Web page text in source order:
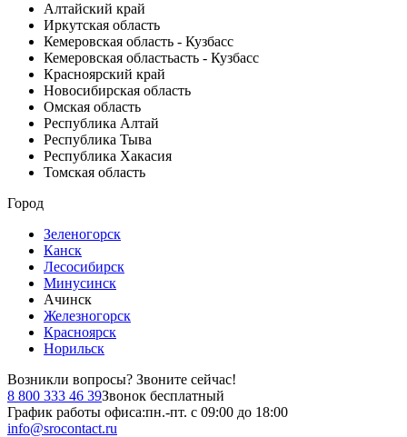
Алтайский край
Иркутская область
Кемеровская область - Кузбасс
Кемеровская областьасть - Кузбасс
Красноярский край
Новосибирская область
Омская область
Республика Алтай
Республика Тыва
Республика Хакасия
Томская область
Город
Зеленогорск
Канск
Лесосибирск
Минусинск
Ачинск
Железногорск
Красноярск
Норильск
Возникли вопросы? Звоните сейчас!
8 800 333 46 39Звонок бесплатный
График работы офиса:пн.-пт. с 09:00 до 18:00
info@srocontact.ru